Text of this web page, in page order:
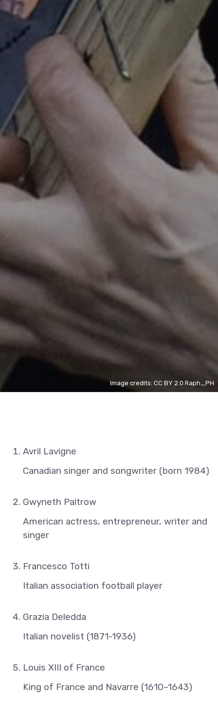
Image credits: CC BY 2.0 Raph_PH
Avril Lavigne
Canadian singer and songwriter (born 1984)
Gwyneth Paltrow
American actress, entrepreneur, writer and
singer
Francesco Totti
Italian association football player
Grazia Deledda
Italian novelist (1871-1936)
Louis XIII of France
King of France and Navarre (1610–1643)